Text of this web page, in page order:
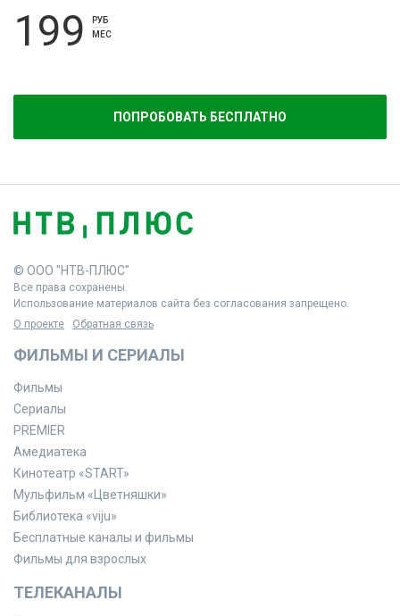
199
РУБ
МЕС
ПОПРОБОВАТЬ БЕСПЛАТНО
© ООО "НТВ-ПЛЮС"
Все права сохранены.
Использование материалов сайта без согласования запрещено.
О проекте
Обратная связь
ФИЛЬМЫ И СЕРИАЛЫ
Фильмы
Сериалы
PREMIER
Амедиатека
Кинотеатр «START»
Мульфильм «Цветняшки»
Библиотека «viju»
Бесплатные каналы и фильмы
Фильмы для взрослых
ТЕЛЕКАНАЛЫ